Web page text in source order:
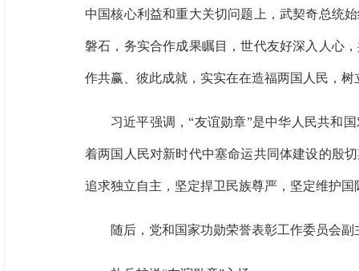
中国核心利益和重大关切问题上，武契奇总统
磐石，务实合作成果瞩目，世代友好深入人心
作共赢、彼此成就，实实在在造福两国人民，
习近平强调，“友谊勋章”是中华人民共和
着两国人民对新时代中塞命运共同体建设的殷
追求独立自主，坚定捍卫民族尊严，坚定维护
随后，党和国家功勋荣誉表彰工作委员会